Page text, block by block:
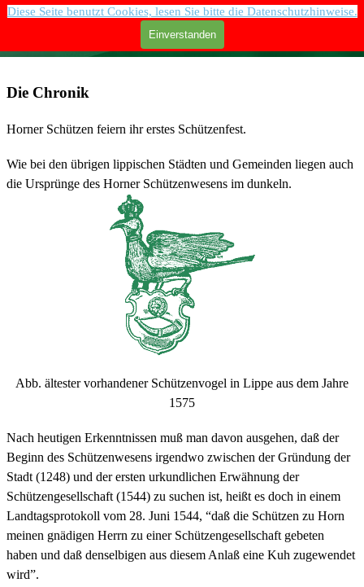
Diese Seite benutzt Cookies, lesen Sie bitte die Datenschutzhinweise.
Einverstanden
Direkt zum Seiteninhalt
Menü überspringen
Die Chronik
Horner Schützen feiern ihr erstes Schützenfest.
Wie bei den übrigen lippischen Städten und Gemeinden liegen auch
die Ursprünge des Horner Schützenwesens im dunkeln.
Abb. ältester vorhandener Schützenvogel in Lippe aus dem Jahre
1575
Nach heutigen Erkenntnissen muß man davon ausgehen, daß der
Beginn des Schützenwesens irgendwo zwischen der Gründung der
Stadt (1248) und der ersten urkundlichen Erwähnung der
Schützengesellschaft (1544) zu suchen ist, heißt es doch in einem
Landtagsprotokoll vom 28. Juni 1544, “daß die Schützen zu Horn
meinen gnädigen Herrn zu einer Schützengesellschaft gebeten
haben und daß denselbigen aus diesem Anlaß eine Kuh zugewendet
wird”.